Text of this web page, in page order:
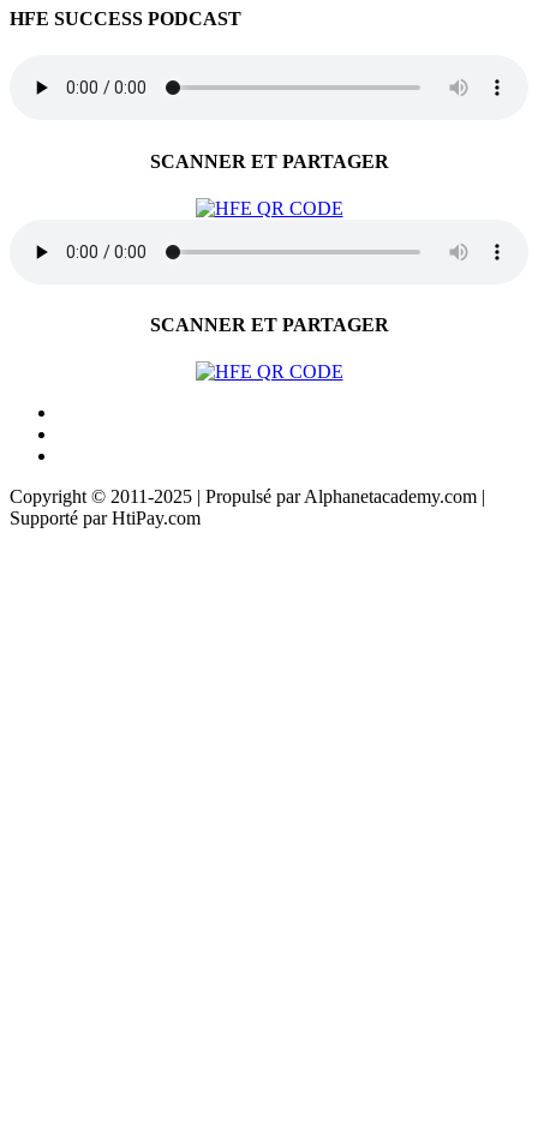
HFE SUCCESS PODCAST
SCANNER ET PARTAGER
SCANNER ET PARTAGER
Copyright © 2011-2025 | Propulsé par Alphanetacademy.com |
Supporté par HtiPay.com